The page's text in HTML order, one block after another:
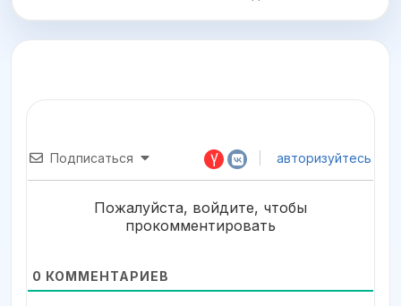
Подписаться авторизуйтесь
Пожалуйста, войдите, чтобы
прокомментировать
0 КОММЕНТАРИЕВ